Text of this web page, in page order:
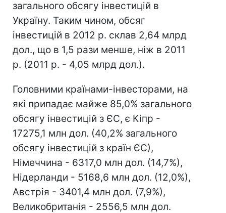
загального обсягу інвестицій в
Україну. Таким чином, обсяг
інвестицій в 2012 р. склав 2,64 млрд
дол., що в 1,5 рази менше, ніж в 2011
р. (2011 р. - 4,05 млрд дол.).
Головними країнами-інвесторами, на
які припадає майже 85,0% загального
обсягу інвестицій з ЄС, є Кіпр -
17275,1 млн дол. (40,2% загального
обсягу інвестицій з країн ЄС),
Німеччина - 6317,0 млн дол. (14,7%),
Нідерланди - 5168,6 млн дол. (12,0%),
Австрія - 3401,4 млн дол. (7,9%),
Великобританія - 2556,5 млн дол.